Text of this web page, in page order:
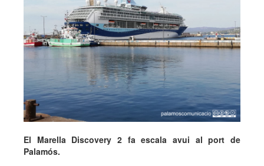
El Marella Discovery 2 fa escala avui al port de
Palamós.